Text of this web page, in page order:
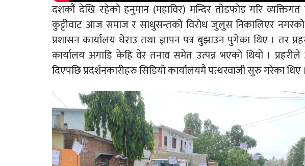
दशकौं देखि रहेको हनुमान (महाविर) मन्दिर तोडफोड गरि
कुट्टीवाट आज समाज र साधुसन्तको विरोध जुलुस निकालिएर नगरको
प्रशासन कार्यालय घेराउ तथा ज्ञापन पत्र बुझाउन पुगेका थिए । तर
कार्यालय अगाडि केहि वेर तनाव समेत उत्पन्न भएको थियो ।
दिएपछि प्रदर्शनकारीहरु सिडियो कार्यालयमै पत्थरवाजी सुरु गरेका थिए ।